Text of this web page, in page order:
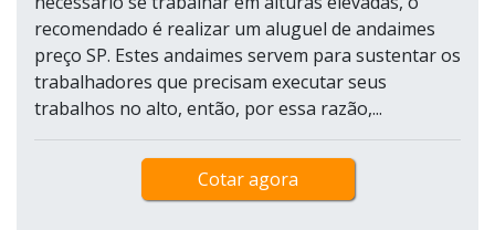
recomendado é realizar um aluguel de andaimes
preço SP. Estes andaimes servem para sustentar os
trabalhadores que precisam executar seus
trabalhos no alto, então, por essa razão,...
Cotar agora